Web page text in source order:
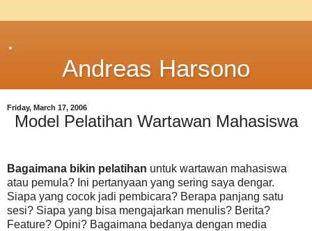
.
Andreas Harsono
Friday, March 17, 2006
Model Pelatihan Wartawan Mahasiswa
Bagaimana bikin pelatihan untuk wartawan mahasiswa
atau pemula? Ini pertanyaan yang sering saya dengar.
Siapa yang cocok jadi pembicara? Berapa panjang satu
sesi? Siapa yang bisa mengajarkan menulis? Berita?
Feature? Opini? Bagaimana bedanya dengan media